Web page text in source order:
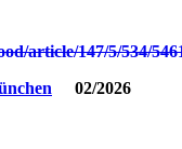
article/147/5/534/
02/2026